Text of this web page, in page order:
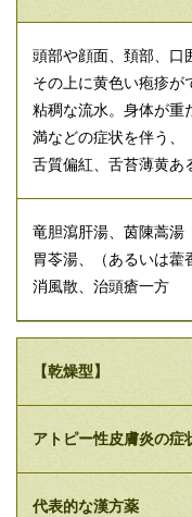
頭部や顔面、頚部、口
その上に黄色い疱疹が
粘稠な流水。身体が重
満などの症状を伴う、
舌質偏紅、舌苔薄黄あ
竜胆瀉肝湯、茵陳蒿湯
胃苓湯、（あるいは藿
消風散、治頭瘡一方
【乾燥型】
アトピー性皮膚炎の症
代表的な漢方薬